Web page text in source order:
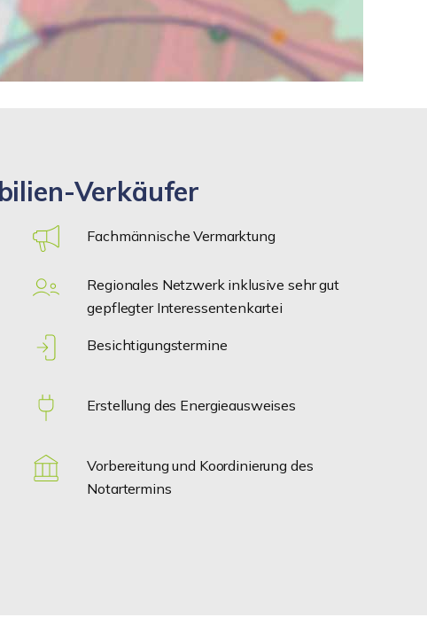
Verkäufer
Fachmännische Vermarktung
Regionales Netzwerk inklusive sehr gut
gepflegter Interessentenkartei
Besichtigungstermine
Erstellung des Energieausweises
Vorbereitung und Koordinierung des
Notartermins